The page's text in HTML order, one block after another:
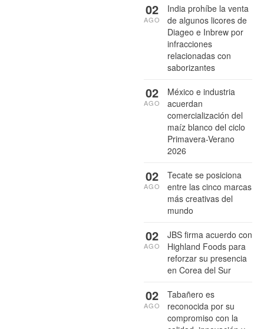
India prohíbe la venta
de algunos licores de
Diageo e Inbrew por
infracciones
relacionadas con
saborizantes
02
AGO
México e industria
acuerdan
comercialización del
maíz blanco del ciclo
Primavera-Verano
2026
02
AGO
Tecate se posiciona
entre las cinco marcas
más creativas del
mundo
02
AGO
JBS firma acuerdo con
Highland Foods para
reforzar su presencia
en Corea del Sur
02
AGO
Tabañero es
reconocida por su
compromiso con la
02
AGO